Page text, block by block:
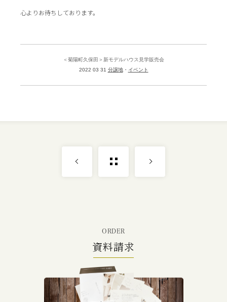
心よりお待ちしております。
＜菊陽町久保田＞新モデルハウス見学販売会
2022 03 31 分譲地 イベント
ORDER
資料請求